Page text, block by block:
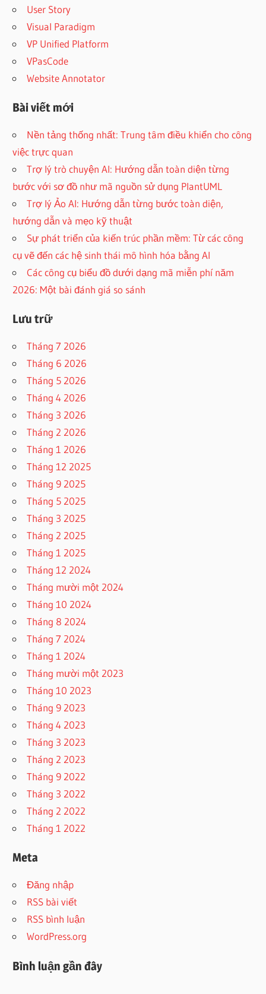
User Story
Visual Paradigm
VP Unified Platform
VPasCode
Website Annotator
Bài viết mới
Nền tảng thống nhất: Trung tâm điều khiển cho công
việc trực quan
Trợ lý trò chuyện AI: Hướng dẫn toàn diện từng
bước với sơ đồ như mã nguồn sử dụng PlantUML
Trợ lý Ảo AI: Hướng dẫn từng bước toàn diện,
hướng dẫn và mẹo kỹ thuật
Sự phát triển của kiến trúc phần mềm: Từ các công
cụ vẽ đến các hệ sinh thái mô hình hóa bằng AI
Các công cụ biểu đồ dưới dạng mã miễn phí năm
2026: Một bài đánh giá so sánh
Lưu trữ
Tháng 7 2026
Tháng 6 2026
Tháng 5 2026
Tháng 4 2026
Tháng 3 2026
Tháng 2 2026
Tháng 1 2026
Tháng 12 2025
Tháng 9 2025
Tháng 5 2025
Tháng 3 2025
Tháng 2 2025
Tháng 1 2025
Tháng 12 2024
Tháng mười một 2024
Tháng 10 2024
Tháng 8 2024
Tháng 7 2024
Tháng 1 2024
Tháng mười một 2023
Tháng 10 2023
Tháng 9 2023
Tháng 4 2023
Tháng 3 2023
Tháng 2 2023
Tháng 9 2022
Tháng 3 2022
Tháng 2 2022
Tháng 1 2022
Meta
Đăng nhập
RSS bài viết
RSS bình luận
WordPress.org
Bình luận gần đây